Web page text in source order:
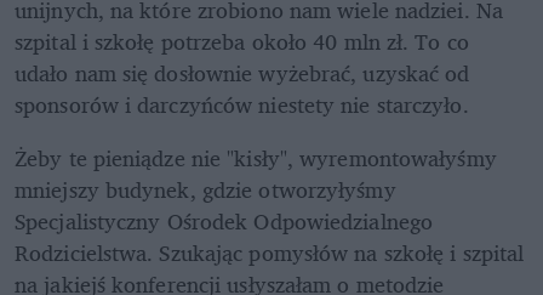
unijnych, na które zrobiono nam wiele nadziei. Na
szpital i szkołę potrzeba około 40 mln zł. To co
udało nam się dosłownie wyżebrać, uzyskać od
sponsorów i darczyńców niestety nie starczyło.
Żeby te pieniądze nie "kisły", wyremontowałyśmy
mniejszy budynek, gdzie otworzyłyśmy
Specjalistyczny Ośrodek Odpowiedzialnego
Rodzicielstwa. Szukając pomysłów na szkołę i szpital